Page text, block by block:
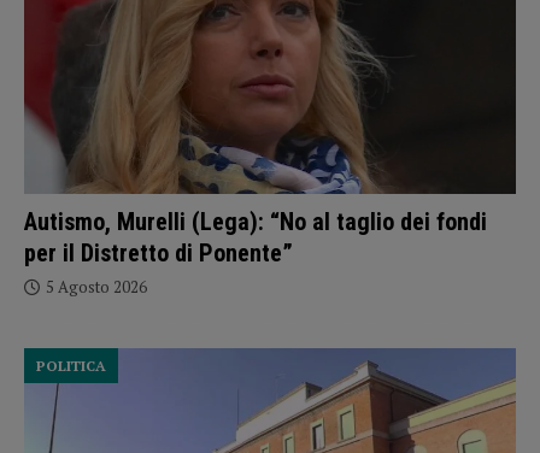
Autismo, Murelli (Lega): “No al taglio dei fondi
per il Distretto di Ponente”
5 Agosto 2026
POLITICA